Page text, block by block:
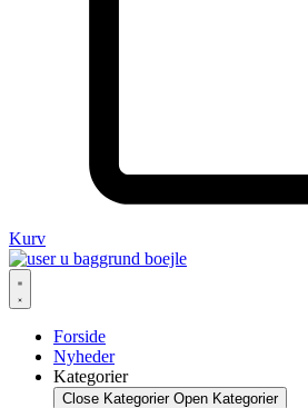
Kurv
Forside
Nyheder
Kategorier
Close Kategorier Open Kategorier